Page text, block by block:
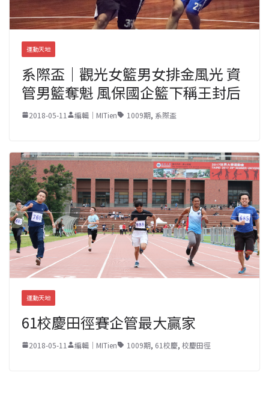
運動天地
系際盃｜觀光女籃男女排金風光 資
管男籃奪魁 風保國企籃下稱王封后
2018-05-11 編輯｜MITien 1009期, 系際盃
運動天地
61校慶田徑賽企管最大贏家
2018-05-11 編輯｜MITien 1009期, 61校慶, 校慶田徑